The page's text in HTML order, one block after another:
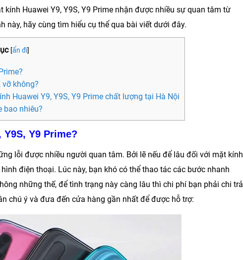
kính Huawei Y9, Y9S, Y9 Prime nhận được nhiều sự quan tâm từ
này, hãy cùng tìm hiểu cụ thể qua bài viết dưới đây.
[ẩn đi]
không?
Huawei Y9, Y9S, Y9 Prime chất lượng tại Hà Nội
bao nhiêu?
Y9 Prime?
lỗi được nhiều người quan tâm. Bởi lẽ nếu để lâu đối với mặt kính
điện thoại. Lúc này, bạn khó có thể thao tác các bước nhanh
những thế, để tình trạng này càng lâu thì chi phí bạn phải chi trả
chú ý và đưa đến cửa hàng gần nhất để được hỗ trợ: